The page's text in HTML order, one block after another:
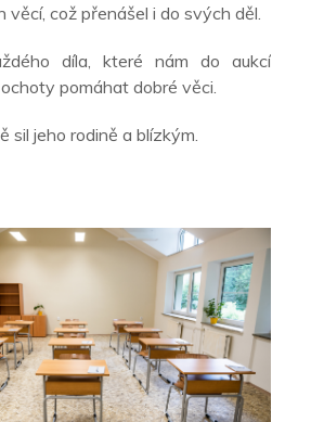
věcí, což přenášel i do svých děl.
díla, které nám do aukcí
pomáhat dobré věci.
sil jeho rodině a blízkým.